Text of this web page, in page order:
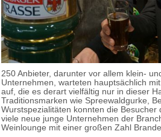
250 Anbieter, darunter vor allem klein-
Unternehmen, warteten hauptsächlich
auf, die es derart vielfältig nur in dieser
Traditionsmarken wie Spreewaldgurke,
Wurstspezialitäten konnten die Besucher
viele neue junge Unternehmen der
Weinlounge mit einer großen Zahl